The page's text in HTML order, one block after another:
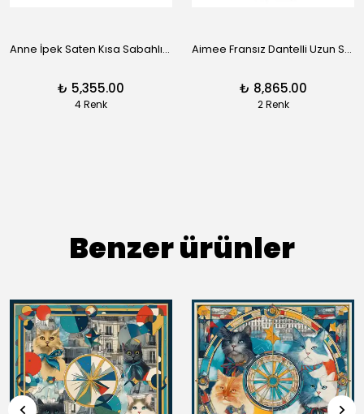
Anne İpek Saten Kısa Sabahlık - Siyah
₺ 5,355.00
4 Renk
Aimee Fransız Dantelli Uzun Sabahlık - Siyah
₺ 8,865.00
2 Renk
Benzer ürünler